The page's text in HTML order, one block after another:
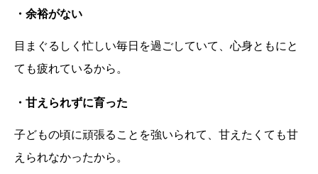
・余裕がない
目まぐるしく忙しい毎日を過ごしていて、心身ともにと
ても疲れているから。
・甘えられずに育った
子どもの頃に頑張ることを強いられて、甘えたくても甘
えられなかったから。